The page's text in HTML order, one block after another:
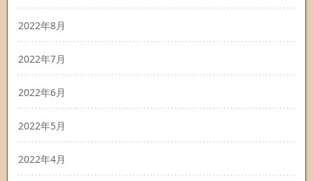
2022年8月
2022年7月
2022年6月
2022年5月
2022年4月